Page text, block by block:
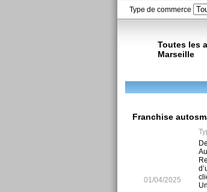
Type de commerce
Toutes les
Marseille
Franchise
01/04/2025